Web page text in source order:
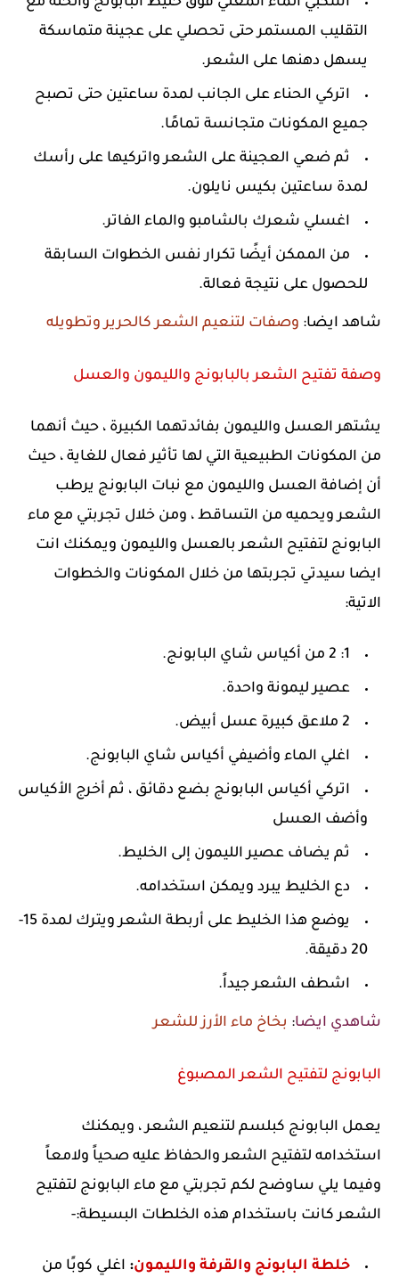
التقليب المستمر حتى تحصلي على عجينة متماسكة
يسهل دهنها على الشعر.
اتركي الحناء على الجانب لمدة ساعتين حتى تصبح
جميع المكونات متجانسة تمامًا.
ثم ضعي العجينة على الشعر واتركيها على رأسك
لمدة ساعتين بكيس نايلون.
اغسلي شعرك بالشامبو والماء الفاتر.
من الممكن أيضًا تكرار نفس الخطوات السابقة
للحصول على نتيجة فعالة.
شاهد ايضا: وصفات لتنعيم الشعر كالحرير وتطويله
وصفة تفتيح الشعر بالبابونج والليمون والعسل
يشتهر العسل والليمون بفائدتهما الكبيرة ، حيث أنهما
من المكونات الطبيعية التي لها تأثير فعال للغاية ، حيث
أن إضافة العسل والليمون مع نبات البابونج يرطب
الشعر ويحميه من التساقط ، ومن خلال تجربتي مع ماء
البابونج لتفتيح الشعر بالعسل والليمون ويمكنك انت
ايضا سيدتي تجربتها من خلال المكونات والخطوات
الاتية:
1: 2 من أكياس شاي البابونج.
عصير ليمونة واحدة.
2 ملاعق كبيرة عسل أبيض.
اغلي الماء وأضيفي أكياس شاي البابونج.
اتركي أكياس البابونج بضع دقائق ، ثم أخرج الأكياس
وأضف العسل
ثم يضاف عصير الليمون إلى الخليط.
دع الخليط يبرد ويمكن استخدامه.
يوضع هذا الخليط على أربطة الشعر ويترك لمدة 15-
20 دقيقة.
اشطف الشعر جيداً.
شاهدي ايضا: بخاخ ماء الأرز للشعر
البابونج لتفتيح الشعر المصبوغ
يعمل البابونج كبلسم لتنعيم الشعر ، ويمكنك
استخدامه لتفتيح الشعر والحفاظ عليه صحياً ولامعاً
وفيما يلي ساوضح لكم تجربتي مع ماء البابونج لتفتيح
الشعر كانت باستخدام هذه الخلطات البسيطة:-
خلطة البابونج والقرفة والليمون: اغلي كوبًا من